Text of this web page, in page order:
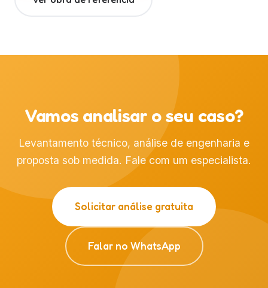
Vamos analisar o seu caso?
Levantamento técnico, análise de engenharia e
proposta sob medida. Fale com um especialista.
Solicitar análise gratuita
Falar no WhatsApp